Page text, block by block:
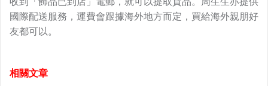
國際配送服務，運費會跟據海外地方而定，買給海外親朋好
友都可以。
相關文章